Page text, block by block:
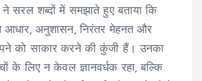
सरल शब्दों में समझाते हुए बताया कि
आधार, अनुशासन, निरंतर मेहनत और
को साकार करने की कुंजी हैं। उनका
के लिए न केवल ज्ञानवर्धक रहा, बल्कि